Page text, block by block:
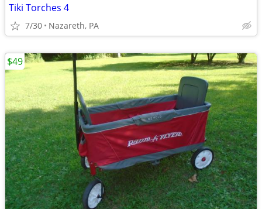
Tiki Torches 4
7/30 Nazareth, PA
$49